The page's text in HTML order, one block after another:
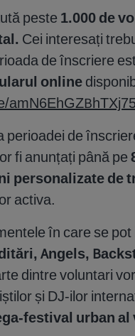
peste 1.000 de
Cei interesați
de înscriere
online
perioadei de
fi anunțați până pe
personalizate de
activa.
în care se
Angels,
dintre voluntari
și DJ-ilor
festival urban al